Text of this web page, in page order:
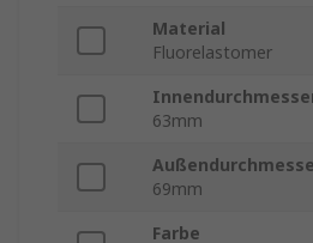
Material
Fluorelastomer
63mm
69mm
Farbe